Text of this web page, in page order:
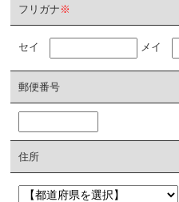
フリガナ ※
セイ メイ
郵便番号
住所